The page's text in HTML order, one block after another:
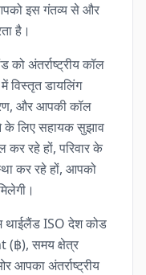
इस गंतव्य से और
है।
अंतर्राष्ट्रीय कॉल
विस्तृत डायलिंग
और आपकी कॉल
के लिए सहायक सुझाव
कर रहे हों, परिवार के
कर रहे हों, आपको
थाईलैंड ISO देश कोड
(฿), समय क्षेत्र
आपका अंतर्राष्ट्रीय